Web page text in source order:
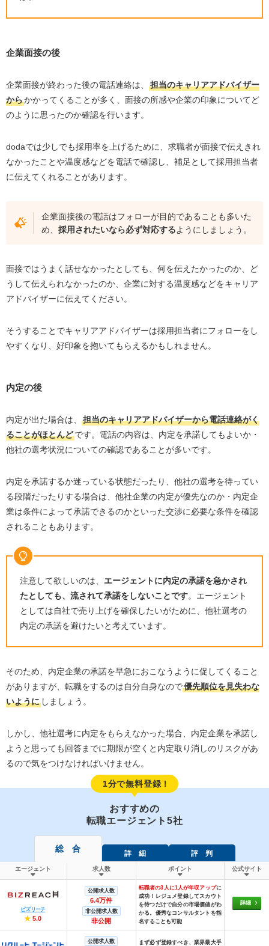
企業面接の後
企業面接が終わった後の電話連絡は、
担当のキャリアアドバイザー
からかかってくることが多く、面接の所感や企業の印象についてど
のように思ったのか確認を行います。
dodaでは少しでも採用率を上げるために、求職者が面接で伝えきれ
なかったことや温度感などを電話で確認し、補足として採用担当者
に伝えてくれることがあります。
企業面接後の電話はフォローが目的であることも多いた
め、採用されたいなら必ず対応するようにしましょう。
面接ではうまく話せなかったとしても、何を伝えたかったのか、ど
うして伝えられなかったのか、企業に対する温度感などをキャリア
アドバイザーに伝えてください。
そうすることでキャリアアドバイザーは採用担当者にフォローをし
やすくなり、好印象を抱いてもらえるかもしれません。
内定の後
内定が出た場合は、
担当のキャリアアドバイザーから電話連絡がく
ることがほとんどです。電話の内容は、内定を承諾してもよいか・
他社の選考状況についての確認であることが多いです。
内定を承諾するか迷っている状態だったり、他社の選考を待ってい
る段階だったりする場合は、他社企業の内定が優先なのか・内定企
業は条件によって承諾できるのかといった交渉に必要な条件を確認
されることもあります。
注意して欲しいのは、 エージェントに内定の承諾を急かされ
たとしても、流されて承諾をしないことです。エージェント
としては自社で売り上げを確保したいがために、他社選考の
内定の承諾を避けたいと考えています。
そのため、内定企業の承諾を早急におこなうように促してくること
がありますが、転職をするのは自分自身なので優先順位を見失わな
いようにしましょう。
しかし、他社選考に内定をもらえなかった場合、内定企業を承諾し
ようと思っても回答までに期限が空くと内定取り消しのリスクがあ
るので気をつけなければいけません。
1分で無料登録！
おすすめの
転職エージェント5社
総 合 詳 細 評 判
エージェント 求人数 ポイント 公式サイト
ビズリーチ
★ 5.0
公開求人数
6.4万件
非公開求人数
非公開
転職者の3人に1人が年収アップに
成功！レジュメ登録してスカウト
を待つだけで自分の市場価値がわ
かる。優秀なコンサルタントを指
名することも可能
詳細
公開求人数
まず必ず登録すべき、業界最大手